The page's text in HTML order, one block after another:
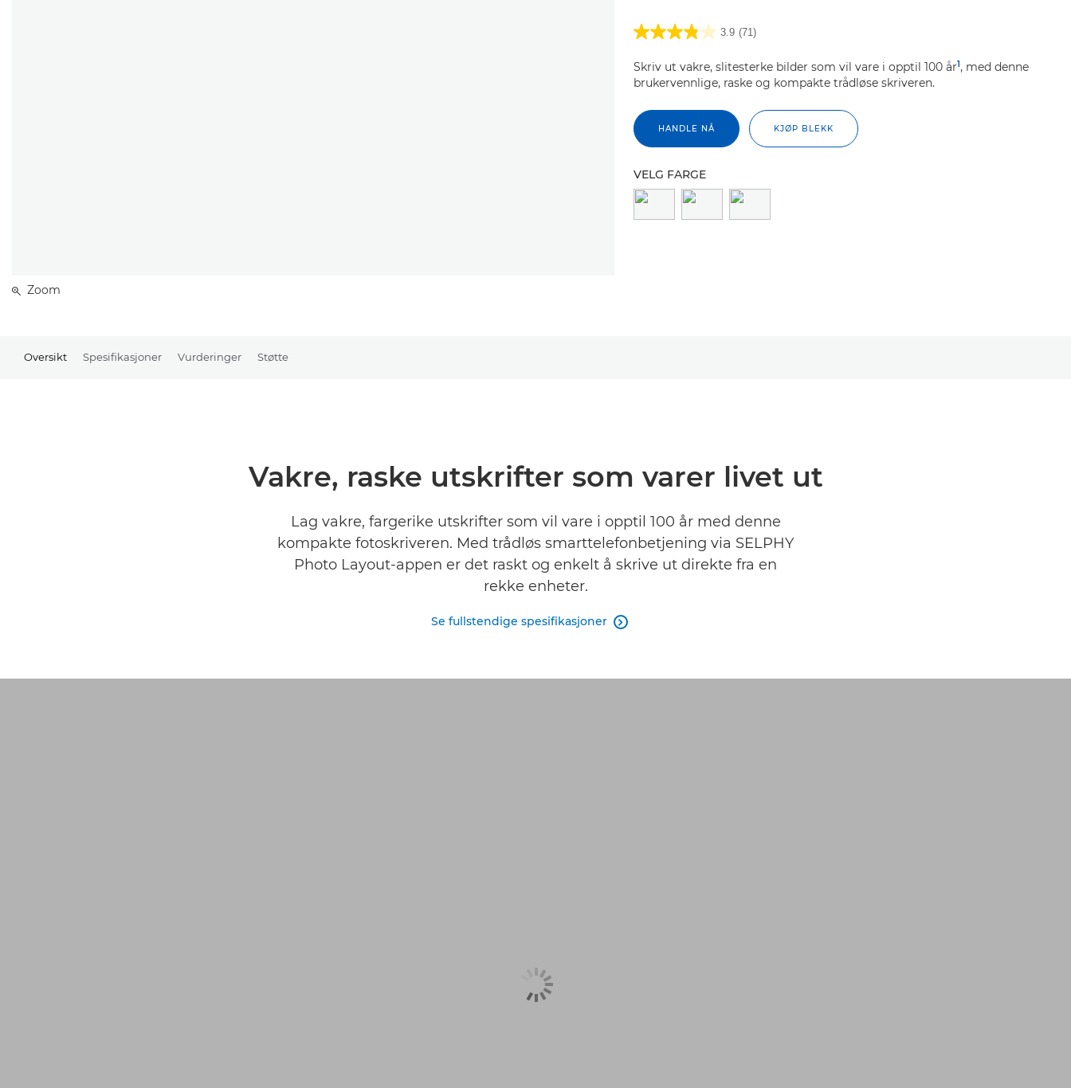
Zoom
3.9 (71)
Skriv ut vakre, slitesterke bilder som vil vare i opptil 100 år1, med denne
brukervennlige, raske og kompakte trådløse skriveren.
HANDLE NÅ KJØP BLEKK
VELG FARGE
Oversikt Spesifikasjoner Vurderinger Støtte
Vakre, raske utskrifter som varer livet ut
Lag vakre, fargerike utskrifter som vil vare i opptil 100 år med denne
kompakte fotoskriveren. Med trådløs smarttelefonbetjening via SELPHY
Photo Layout-appen er det raskt og enkelt å skrive ut direkte fra en
rekke enheter.
Se fullstendige spesifikasjoner 